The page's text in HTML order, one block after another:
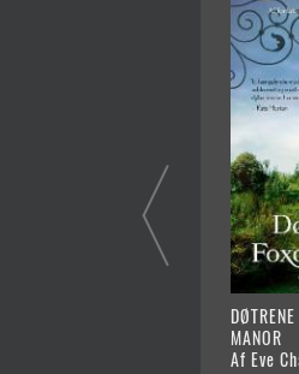
MANOR
Af Eve